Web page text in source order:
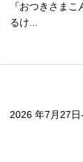
『おつきさま
るけ...
2026 年7月27